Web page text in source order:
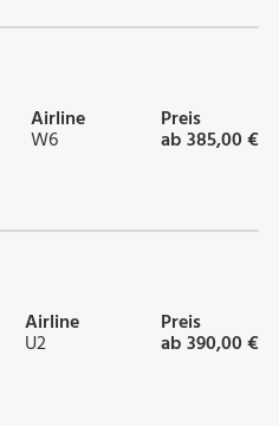
Airline
W6
Preis
ab 385,00 €
Airline
U2
Preis
ab 390,00 €